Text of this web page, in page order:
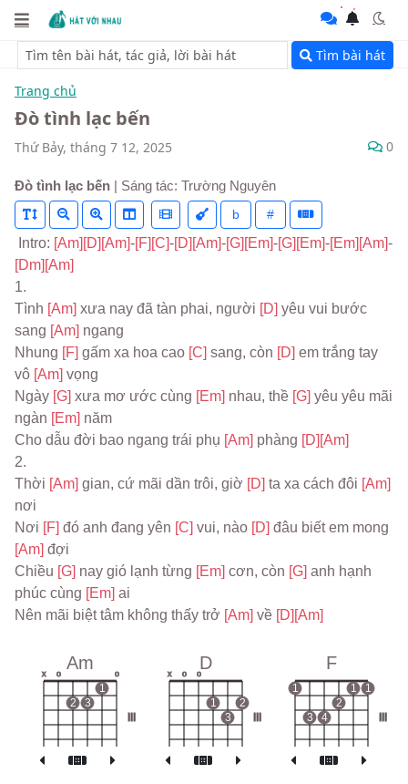
Tìm bài hát
Trang chủ
Đò tình lạc bến
Thứ Bảy, tháng 7 12, 2025 0
Đò tình lạc bến | Sáng tác: Trường Nguyên
b #
Intro: [Am] [D] [Am]-[F] [C]-[D] [Am]-[G] [Em]-[G] [Em]-[Em] [Am]-
[Dm] [Am]
1.
Tình [Am] xưa nay đã tàn phai, người [D] yêu vui bước
sang [Am] ngang
Nhung [F] gấm xa hoa cao [C] sang, còn [D] em trắng tay
vô [Am] vọng
Ngày [G] xưa mơ ước cùng [Em] nhau, thề [G] yêu yêu mãi
ngàn [Em] năm
Cho dẫu đời bao ngang trái phụ [Am] phàng [D] [Am]
2.
Thời [Am] gian, cứ mãi dần trôi, giờ [D] ta xa cách đôi
nơi
Nơi [F] đó anh đang yên [C] vui, nào [D]
[Am] đợi
Chiều [G] nay gió lạnh từng [Em] cơn, còn [G] anh hạnh
phúc cùng [Em] ai
Nên mãi biệt tâm không thấy trở [Am] về [D] [Am]
Am
x o
2 3
1
o
D
x o o
1
3
2
F
1
3 4
2
1 1